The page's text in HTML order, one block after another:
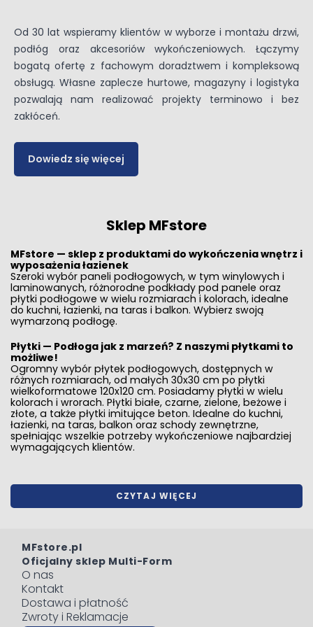
Od 30 lat wspieramy klientów w wyborze i montażu drzwi,
podłóg oraz akcesoriów wykończeniowych. Łączymy
bogatą ofertę z fachowym doradztwem i kompleksową
obsługą. Własne zaplecze hurtowe, magazyny i logistyka
pozwalają nam realizować projekty terminowo i bez
zakłóceń.
Dowiedz się więcej
Sklep MFstore
MFstore — sklep z produktami do wykończenia wnętrz i
wyposażenia łazienek
Szeroki wybór paneli podłogowych, w tym winylowych i
laminowanych, różnorodnepodkłady pod panele oraz
płytki podłogowe w wielu rozmiarach i kolorach, idealne
do kuchni, łazienki, na taras i balkon. Wybierz swoją
wymarzoną podłogę.
Płytki — Podłoga jak z marzeń? Z naszymi płytkami to
możliwe!
Ogromny wybór płytek podłogowych, dostępnych w
różnych rozmiarach, od małych 30x30 cm po płytki
wielkoformatowe 120x120 cm. Posiadamy płytki w wielu
kolorach i wrorach. Płytki białe, czarne, zielone, beżowe i
złote, a także płytki imitujące beton. Idealne do kuchni,
łazienki, na taras, balkon oraz schody zewnętrzne,
spełniając wszelkie potrzeby wykończeniowe najbardziej
wymagających klientów.
CZYTAJ WIĘCEJ
MFstore.pl
Oficjalny sklep Multi-Form
O nas
Kontakt
Dostawa i płatność
Zwroty i Reklamacje